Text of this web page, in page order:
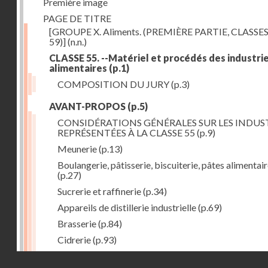
PAGE DE TITRE
[GROUPE X. Aliments. (PREMIÈRE PARTIE,
59)](n.n.)
CLASSE 55. --Matériel et procédés des
alimentaires (p.1)
COMPOSITION DU JURY(p.3)
AVANT-PROPOS (p.5)
CONSIDÉRATIONS GÉNÉRALES SUR LES
REPRÉSENTÉES À LA CLASSE 55 (p.9)
Meunerie(p.13)
Boulangerie, pâtisserie, biscuiterie, pâtes
(p.27)
Sucrerie et raffinerie(p.34)
Appareils de distillerie industrielle(p.69)
Brasserie(p.84)
Cidrerie(p.93)